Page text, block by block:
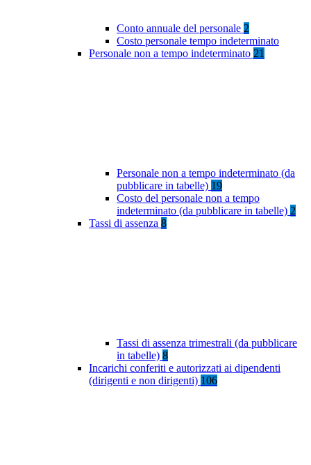
Conto annuale del personale 2
Costo personale tempo indeterminato
Personale non a tempo indeterminato 21
Personale non a tempo indeterminato (da
pubblicare in tabelle) 19
Costo del personale non a tempo
indeterminato (da pubblicare in tabelle) 2
Tassi di assenza 8
Tassi di assenza trimestrali (da pubblicare
in tabelle) 8
Incarichi conferiti e autorizzati ai dipendenti
(dirigenti e non dirigenti) 106